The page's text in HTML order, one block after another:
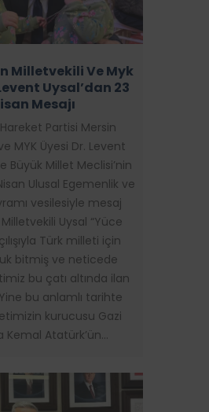
Milletvekili Ve Myk
Uysal’dan 23
Mesajı
Partisi Mersin
MYK Üyesi Dr. Levent
Büyük Millet Meclisi’nin
Ulusal Egemenlik ve
vesilesiyle mesaj
Milletvekili Uysal “Yüce
Türk milleti için
bitmiş ve neticede
bu çatı altında ilan
bu anlamlı tarihte
kurucusu Gazi
Kemal Atatürk’ün…